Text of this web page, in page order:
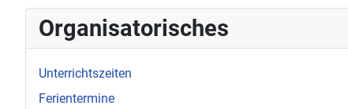
Organisatorisches
Unterrichtszeiten
Ferientermine